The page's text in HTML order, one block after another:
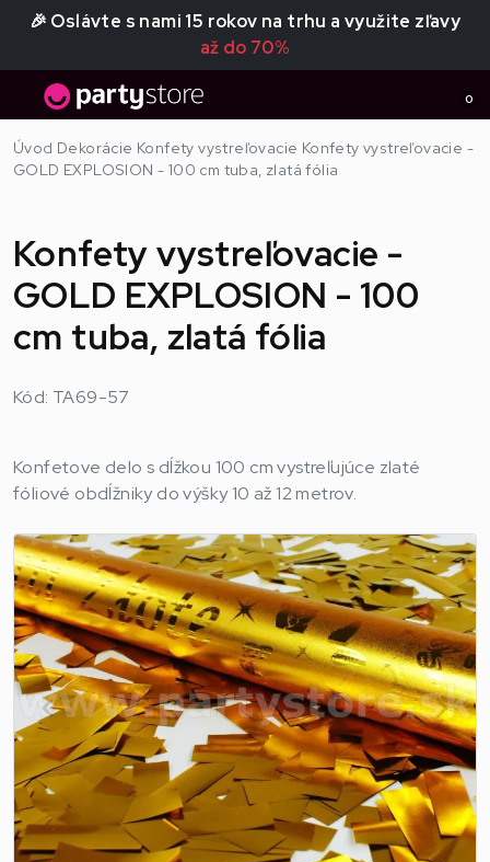
🎉 Oslávte s nami 15 rokov na trhu a využite zľavy
až do 70%
0
Úvod Dekorácie Konfety vystreľovacie Konfety vystreľovacie -
GOLD EXPLOSION - 100 cm tuba, zlatá fólia
Konfety vystreľovacie -
GOLD EXPLOSION - 100
cm tuba, zlatá fólia
Kód: TA69-57
Konfetove delo s dĺžkou 100 cm vystreľujúce zlaté
fóliové obdĺžniky do výšky 10 až 12 metrov.